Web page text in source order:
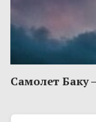
Самолет Баку